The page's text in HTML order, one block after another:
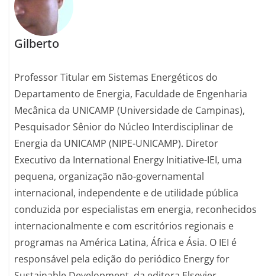
Gilberto
Professor Titular em Sistemas Energéticos do
Departamento de Energia, Faculdade de Engenharia
Mecânica da UNICAMP (Universidade de Campinas),
Pesquisador Sênior do Núcleo Interdisciplinar de
Energia da UNICAMP (NIPE-UNICAMP). Diretor
Executivo da International Energy Initiative-IEI, uma
pequena, organização não-governamental
internacional, independente e de utilidade pública
conduzida por especialistas em energia, reconhecidos
internacionalmente e com escritórios regionais e
programas na América Latina, África e Ásia. O IEI é
responsável pela edição do periódico Energy for